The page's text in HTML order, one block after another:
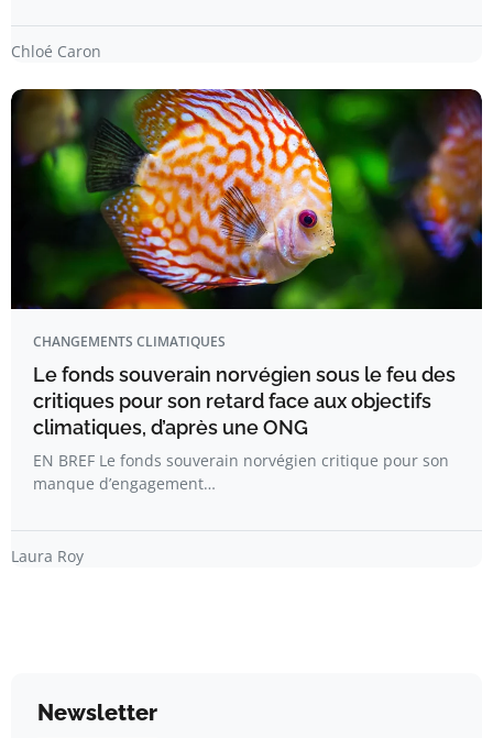
Chloé Caron
CHANGEMENTS CLIMATIQUES
Le fonds souverain norvégien sous le feu des
critiques pour son retard face aux objectifs
climatiques, d’après une ONG
EN BREF Le fonds souverain norvégien critique pour son
manque d’engagement…
Laura Roy
Newsletter